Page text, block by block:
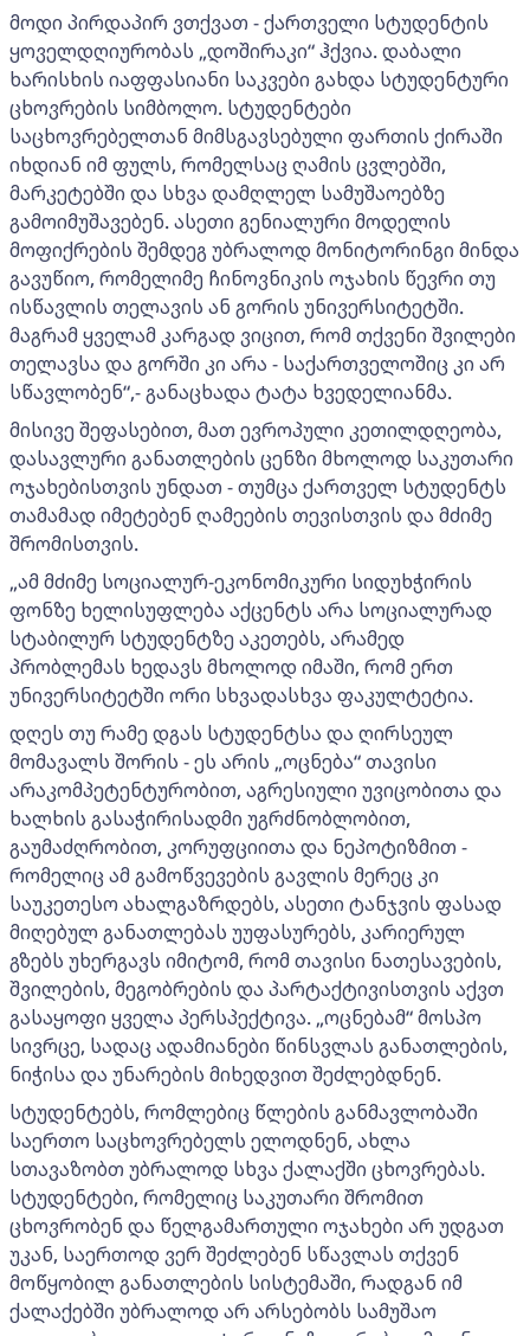
მოდი პირდაპირ ვთქვათ - ქართველი სტუდენტის
ყოველდღიურობას „დოშირაკი“ ჰქვია. დაბალი
ხარისხის იაფფასიანი საკვები გახდა სტუდენტური
ცხოვრების სიმბოლო. სტუდენტები
საცხოვრებელთან მიმსგავსებული ფართის ქირაში
იხდიან იმ ფულს, რომელსაც ღამის ცვლებში,
მარკეტებში და სხვა დამღლელ სამუშაოებზე
გამოიმუშავებენ. ასეთი გენიალური მოდელის
მოფიქრების შემდეგ უბრალოდ მონიტორინგი მინდა
გავუწიო, რომელიმე ჩინოვნიკის ოჯახის წევრი თუ
ისწავლის თელავის ან გორის უნივერსიტეტში.
მაგრამ ყველამ კარგად ვიცით, რომ თქვენი შვილები
თელავსა და გორში კი არა - საქართველოშიც კი არ
სწავლობენ“,- განაცხადა ტატა ხვედელიანმა.
მისივე შეფასებით, მათ ევროპული კეთილდღეობა,
დასავლური განათლების ცენზი მხოლოდ საკუთარი
ოჯახებისთვის უნდათ - თუმცა ქართველ სტუდენტს
თამამად იმეტებენ ღამეების თევისთვის და მძიმე
შრომისთვის.
„ამ მძიმე სოციალურ-ეკონომიკური სიდუხჭირის
ფონზე ხელისუფლება აქცენტს არა სოციალურად
სტაბილურ სტუდენტზე აკეთებს, არამედ
პრობლემას ხედავს მხოლოდ იმაში, რომ ერთ
უნივერსიტეტში ორი სხვადასხვა ფაკულტეტია.
დღეს თუ რამე დგას სტუდენტსა და ღირსეულ
მომავალს შორის - ეს არის „ოცნება“ თავისი
არაკომპეტენტურობით, აგრესიული უვიცობითა და
ხალხის გასაჭირისადმი უგრძნობლობით,
გაუმაძღრობით, კორუფციითა და ნეპოტიზმით -
რომელიც ამ გამოწვევების გავლის მერეც კი
საუკეთესო ახალგაზრდებს, ასეთი ტანჯვის ფასად
მიღებულ განათლებას უუფასურებს, კარიერულ
გზებს უხერგავს იმიტომ, რომ თავისი ნათესავების,
შვილების, მეგობრების და პარტაქტივისთვის აქვთ
გასაყოფი ყველა პერსპექტივა. „ოცნებამ“ მოსპო
სივრცე, სადაც ადამიანები წინსვლას განათლების,
ნიჭისა და უნარების მიხედვით შეძლებდნენ.
სტუდენტებს, რომლებიც წლების განმავლობაში
საერთო საცხოვრებელს ელოდნენ, ახლა
სთავაზობთ უბრალოდ სხვა ქალაქში ცხოვრებას.
სტუდენტები, რომელიც საკუთარი შრომით
ცხოვრობენ და წელგამართული ოჯახები არ უდგათ
უკან, საერთოდ ვერ შეძლებენ სწავლას თქვენ
მოწყობილ განათლების სისტემაში, რადგან იმ
ქალაქებში უბრალოდ არ არსებობს სამუშაო